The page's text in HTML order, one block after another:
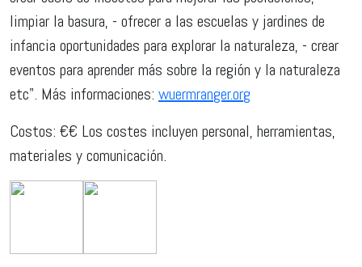
limpiar la basura, - ofrecer a las escuelas y jardines de
infancia oportunidades para explorar la naturaleza, - crear
eventos para aprender más sobre la región y la naturaleza
etc". Más informaciones: wuermranger.org
Costos: €€ Los costes incluyen personal, herramientas,
materiales y comunicación.